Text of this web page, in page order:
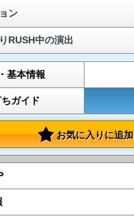
ン
RUSH中の演出
基本情報
ガイド
お気に入りに追加